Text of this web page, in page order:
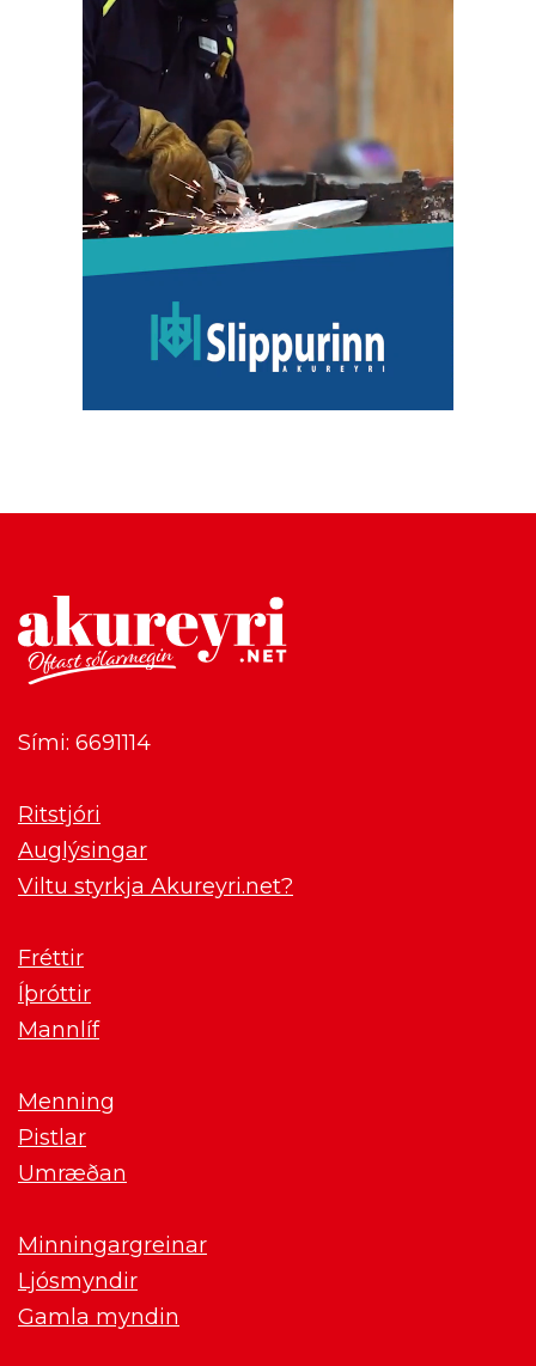
Sími: 6691114
Ritstjóri
Auglýsingar
Viltu styrkja Akureyri.net?
Fréttir
Íþróttir
Mannlíf
Menning
Pistlar
Umræðan
Minningargreinar
Ljósmyndir
Gamla myndin